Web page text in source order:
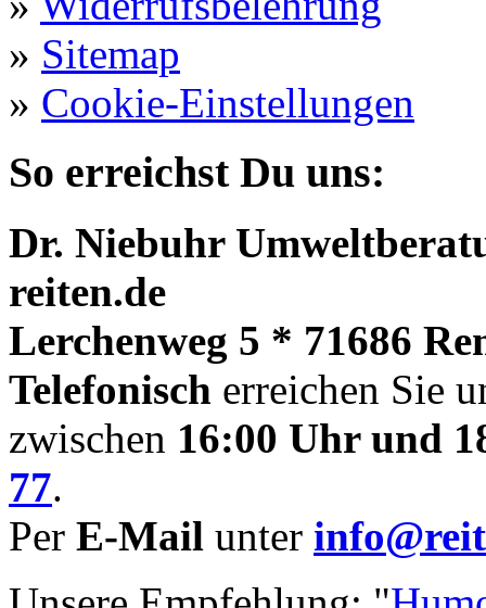
» Sitemap
» Cookie-Einstellungen
So erreichst Du uns:
Dr. Niebuhr
reiten.de
Lerchenweg 5 * 71686
Telefonisch erreichen Sie
zwischen 16:00 Uhr und
77.
Per E-Mail unter